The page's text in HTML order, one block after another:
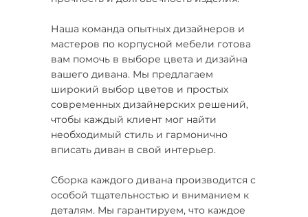
Наша команда опытных дизайнеров и
мастеров по корпусной мебели готова
вам помочь в выборе цвета и дизайна
вашего дивана. Мы предлагаем
широкий выбор цветов и простых
современных дизайнерских решений,
чтобы каждый клиент мог найти
необходимый стиль и гармонично
вписать диван в свой интерьер.
Сборка каждого дивана производится с
особой тщательностью и вниманием к
деталям. Мы гарантируем, что каждое